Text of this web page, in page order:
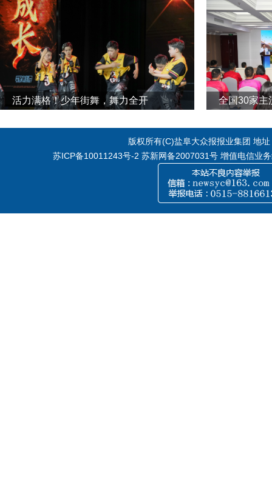
活力满格！少年街舞，舞力全开 全国30家主
版权所有(C)盐阜大众报报业集团 地
苏ICP备10011243号-2 苏新网备2007031号 增值电信业